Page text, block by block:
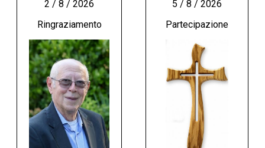
2 / 8 / 2026
Ringraziamento
5 / 8 / 2026
Partecipazione